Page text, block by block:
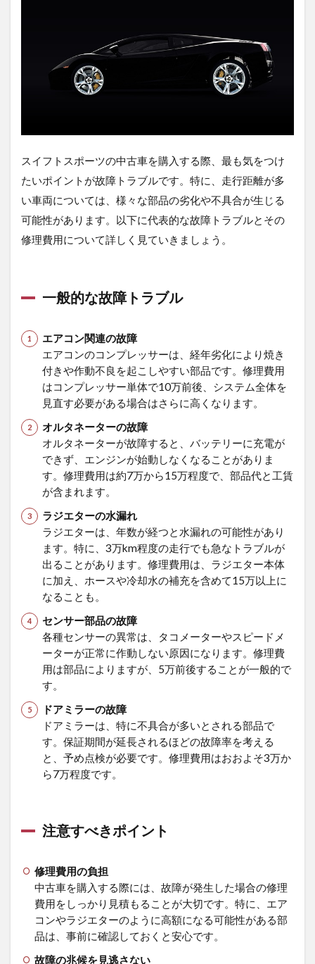
の際
ま
め
7
よ
あ
る
7.1
スイ
ーツ
の主
なス
ペッ
クは
どの
よう
なも
ので
すか?
7.2
フト
スポ
ーツ
はど
のよ
うな
シー
活躍
でき
ます
か?
7.3
スイ
フト
スポ
ーツ
の中
古車
を購
際、
どの
に注
意す
べき
です
か?
7.4
スイフトスポーツの中古車を購入する際、最も気をつけ
たいポイントが故障トラブルです。特に、走行距離が多
い車両については、様々な部品の劣化や不具合が生じる
可能性があります。以下に代表的な故障トラブルとその
修理費用について詳しく見ていきましょう。
一般的な故障トラブル
エアコン関連の故障
エアコンのコンプレッサーは、経年劣化により焼き
付きや作動不良を起こしやすい部品です。修理費用
はコンプレッサー単体で10万前後、システム全体を
見直す必要がある場合はさらに高くなります。
オルタネーターの故障
オルタネーターが故障すると、バッテリーに充電が
できず、エンジンが始動しなくなることがありま
す。修理費用は約7万から15万程度で、部品代と工賃
が含まれます。
ラジエターの水漏れ
ラジエターは、年数が経つと水漏れの可能性があり
ます。特に、3万km程度の走行でも急なトラブルが
出ることがあります。修理費用は、ラジエター本体
に加え、ホースや冷却水の補充を含めて15万以上に
なることも。
センサー部品の故障
各種センサーの異常は、タコメーターやスピードメ
ーターが正常に作動しない原因になります。修理費
用は部品によりますが、5万前後することが一般的で
す。
ドアミラーの故障
ドアミラーは、特に不具合が多いとされる部品で
す。保証期間が延長されるほどの故障率を考える
と、予め点検が必要です。修理費用はおおよそ3万か
ら7万程度です。
注意すべきポイント
修理費用の負担
中古車を購入する際には、故障が発生した場合の修理
費用をしっかり見積もることが大切です。特に、エア
コンやラジエターのように高額になる可能性がある部
品は、事前に確認しておくと安心です。
故障の兆候を見逃さない